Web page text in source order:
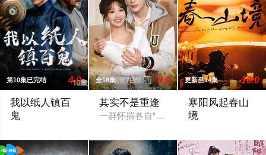
第10集已完结 4.0
我以纸人镇百
鬼
全16集 8.0
其实不是重逢
一群怀揣各自“失意”的年轻人，在沿海小
更新至14集 10.0
寒阳风起春山
境